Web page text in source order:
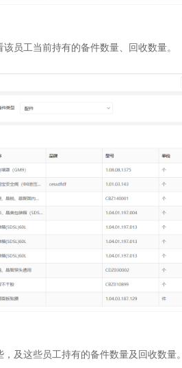
员工当前持有的备件数量、回收数量。
及这些员工持有的备件数量及回收数量。